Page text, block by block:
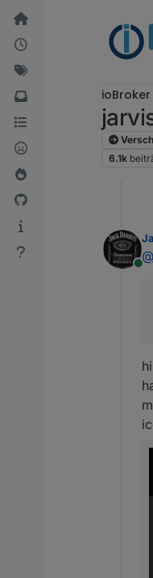
Weiter zum Inhalt
6.1k
@